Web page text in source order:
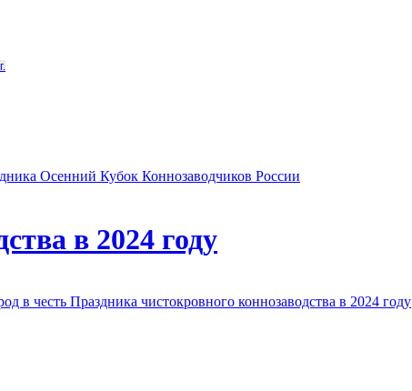
Осенний Кубок Коннозаводчиков России
в 2024 году
Праздника чистокровного коннозаводства в 2024 году